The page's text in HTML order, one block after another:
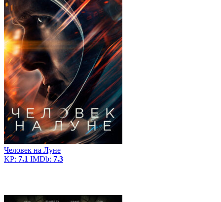
Человек на Луне
KP: 7.1 IMDb: 7.3